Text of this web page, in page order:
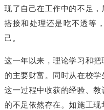
现了自己在工作中的不足
搭接和处理还是吃不透等
己。
这一年以来，理论学习和
的主要财富。同时从在校学
这一过程中收获的经验、
的不足依然存在。如施工